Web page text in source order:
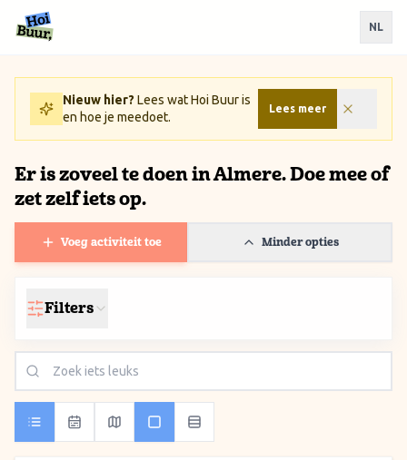
Ga naar inhoud / Skip to content
NL
Nieuw hier? Lees wat Hoi Buur is
en hoe je meedoet.
Lees meer
Er is zoveel te doen in Almere. Doe mee of
zet zelf iets op.
Voeg activiteit toe Minder opties
Filters